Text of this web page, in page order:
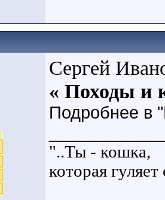
Сергей
« Походы и
Подробнее в
"..Ты - кошка,
которая